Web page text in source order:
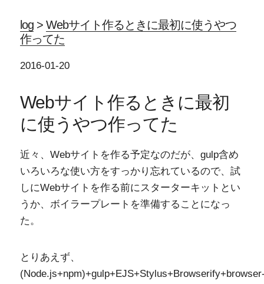
log> Webサイト作るときに最初に使うやつ
作ってた
2016-01-20
Webサイト作るときに最初
に使うやつ作ってた
近々、Webサイトを作る予定なのだが、gulp含め
いろいろな使い方をすっかり忘れているので、試
しにWebサイトを作る前にスターターキットとい
うか、ボイラープレートを準備することになっ
た。
とりあえず、